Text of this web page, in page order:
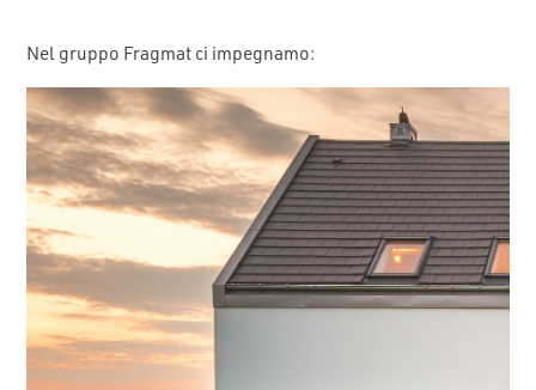
Nel gruppo Fragmat ci impegnamo: